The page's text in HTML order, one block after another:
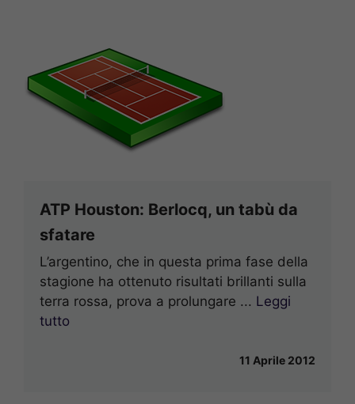
ATP Houston: Berlocq, un tabù da
sfatare
L’argentino, che in questa prima fase della
stagione ha ottenuto risultati brillanti sulla
terra rossa, prova a prolungare ... Leggi
tutto
11 Aprile 2012